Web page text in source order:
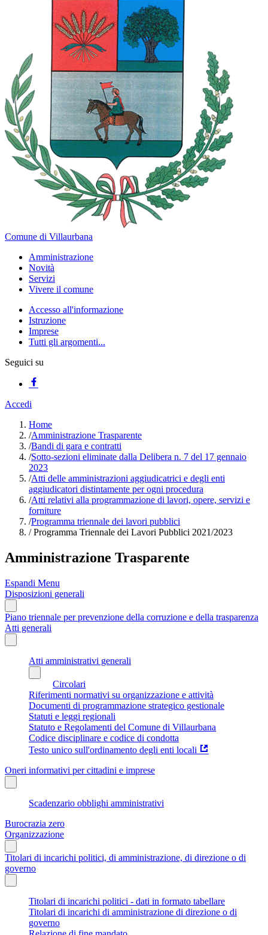
Comune di Villaurbana
Amministrazione
Novità
Servizi
Vivere il comune
Accesso all'informazione
Istruzione
Imprese
Tutti gli argomenti...
Seguici su
Accedi
Home
/Amministrazione Trasparente
/Bandi di gara e contratti
/Sotto-sezioni eliminate dalla Delibera n. 7 del 17 gennaio
2023
/Atti delle amministrazioni aggiudicatrici e degli enti
aggiudicatori distintamente per ogni procedura
/Atti relativi alla programmazione di lavori, opere, servizi e
forniture
/Programma triennale dei lavori pubblici
/Programma Triennale dei Lavori Pubblici 2021/2023
Amministrazione Trasparente
Espandi Menu
Disposizioni generali
Piano triennale per prevenzione della corruzione e della trasparenza
Atti generali
Atti amministrativi generali
Circolari
Riferimenti normativi su organizzazione e attività
Documenti di programmazione strategico gestionale
Statuti e leggi regionali
Statuto e Regolamenti del Comune di Villaurbana
Codice disciplinare e codice di condotta
Testo unico sull'ordinamento degli enti locali
Oneri informativi per cittadini e imprese
Scadenzario obblighi amministrativi
Burocrazia zero
Organizzazione
Titolari di incarichi politici, di amministrazione, di direzione o di
governo
Titolari di incarichi politici - dati in formato tabellare
Titolari di incarichi di amministrazione di direzione o di
governo